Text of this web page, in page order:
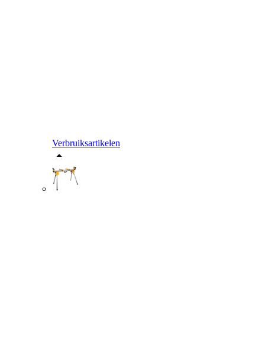
Verbruiksartikelen